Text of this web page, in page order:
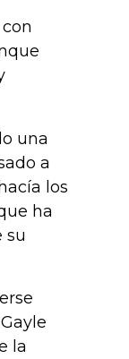
una
a
los
ha
su
la